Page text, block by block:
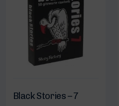
Black Stories – 7